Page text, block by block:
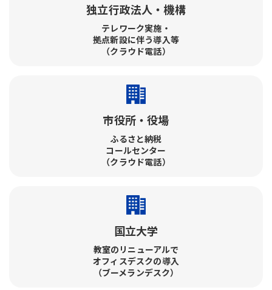
独立行政法人・機構
テレワーク実施・​
拠点新設に伴う導入等
（クラウド電話）
市役所・役場
ふるさと納税​
コールセンター​
（クラウド電話）
国立大学
教室のリニューアルで​
オフィスデスクの導入​
（ブーメランデスク）